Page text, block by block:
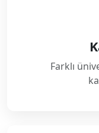
Farklı